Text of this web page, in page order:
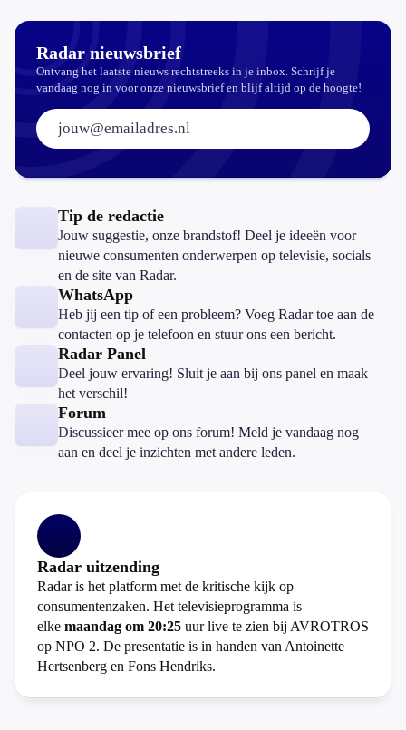
Radar nieuwsbrief
Ontvang het laatste nieuws rechtstreeks in je inbox. Schrijf je
vandaag nog in voor onze nieuwsbrief en blijf altijd op de hoogte!
E-mailadres:
Tip de redactie
Jouw suggestie, onze brandstof! Deel je ideeën voor
nieuwe consumenten onderwerpen op televisie, socials
en de site van Radar.
WhatsApp
Heb jij een tip of een probleem? Voeg Radar toe aan de
contacten op je telefoon en stuur ons een bericht.
Radar Panel
Deel jouw ervaring! Sluit je aan bij ons panel en maak
het verschil!
Forum
Discussieer mee op ons forum! Meld je vandaag nog
aan en deel je inzichten met andere leden.
Radar uitzending
Radar is het platform met de kritische kijk op
consumentenzaken. Het televisieprogramma is
elke maandag om 20:25 uur live te zien bij AVROTROS
op NPO 2. De presentatie is in handen van Antoinette
Hertsenberg en Fons Hendriks.